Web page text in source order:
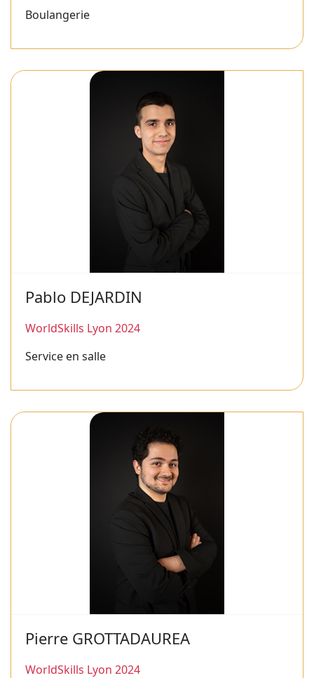
Boulangerie
Pablo DEJARDIN
WorldSkills Lyon 2024
Service en salle
Pierre GROTTADAUREA
WorldSkills Lyon 2024